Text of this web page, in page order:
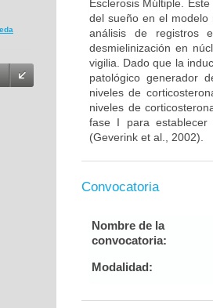
Esclerosis Múltiple.
del sueño en el modelo
análisis de registros
desmielinización en
vigilia. Dado que la
patológico generador
niveles de
niveles de
fase I para establecer
(Geverink et al., 2002).
Convocatoria
Nombre de la
convocatoria:
Modalidad: